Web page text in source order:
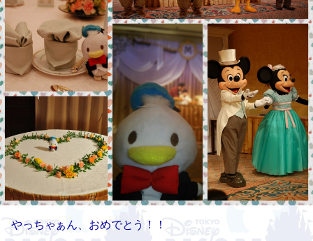
やっちゃぁん、おめでとう！！